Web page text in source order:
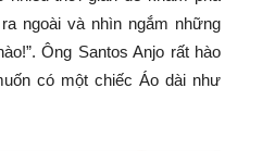
ngoài và nhìn ngắm những
Ông Santos Anjo rất hào
có một chiếc Áo dài như